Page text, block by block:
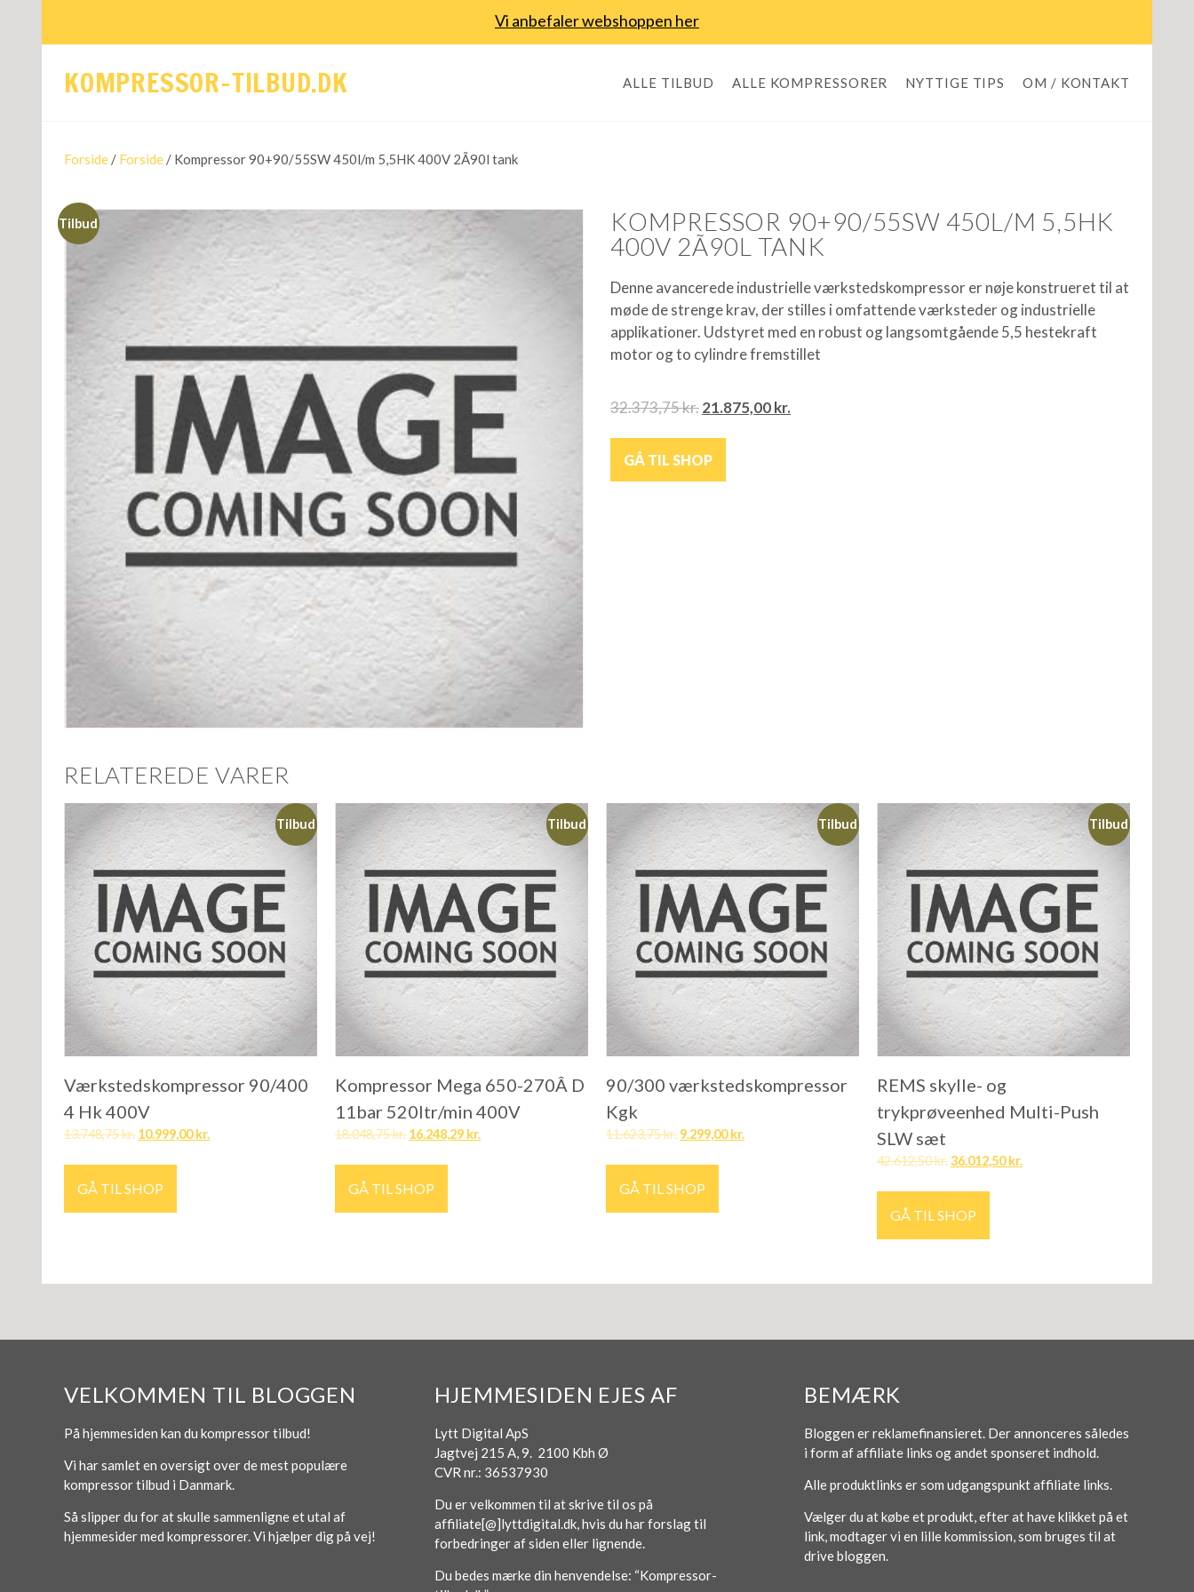
Vi anbefaler webshoppen her
KOMPRESSOR-TILBUD.DK ALLE TILBUD ALLE KOMPRESSORER NYTTIGE TIPS OM / KONTAKT
Forside / Forside / Kompressor 90+90/55SW 450l/m 5,5HK 400V 2Ã90l tank
Tilbud
KOMPRESSOR 90+90/55SW 450L/M 5,5HK
400V 2Ã90L TANK
Denne avancerede industrielle værkstedskompressor er nøje konstrueret til at
møde de strenge krav, der stilles i omfattende værksteder og industrielle
applikationer. Udstyret med en robust og langsomtgående 5,5 hestekraft
motor og to cylindre fremstillet
32.373,75kr.21.875,00kr.
GÅ TIL SHOP
RELATEREDE VARER
Tilbud
Værkstedskompressor 90/400
4 Hk 400V
13.748,75kr. 10.999,00kr.
GÅ TIL SHOP
Tilbud
Kompressor Mega 650-270Â D
11bar 520ltr/min 400V
18.048,75kr. 16.248,29 kr.
GÅ TIL SHOP
Tilbud
90/300 værkstedskompressor
Kgk
11.623,75kr. 9.299,00kr.
GÅ TIL SHOP
Tilbud
REMS skylle- og
trykprøveenhed Multi-Push
SLW sæt
42.612,50kr.36.012,50kr.
GÅ TIL SHOP
VELKOMMEN TIL BLOGGEN
På hjemmesiden kan du kompressor tilbud!
Vi har samlet en oversigt over de mest populære
kompressor tilbud i Danmark.
Så slipper du for at skulle sammenligne et utal af
hjemmesider med kompressorer. Vi hjælper dig på vej!
HJEMMESIDEN EJES AF
Lytt Digital ApS
Jagtvej 215 A, 9. 2100 Kbh Ø
CVR nr.: 36537930
Du er velkommen til at skrive til os på
affiliate[@]lyttdigital.dk, hvis du har forslag til
forbedringer af siden eller lignende.
Du bedes mærke din henvendelse: “Kompressor-
BEMÆRK
Bloggen er reklamefinansieret. Der annonceres således
i form af affiliate links og andet sponseret indhold.
Alle produktlinks er som udgangspunkt affiliate links.
Vælger du at købe et produkt, efter at have klikket på et
link, modtager vi en lille kommission, som bruges til at
drive bloggen.